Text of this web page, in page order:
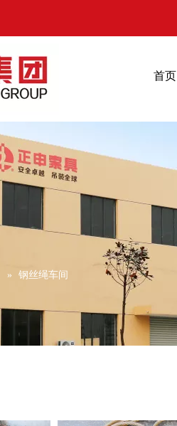
首页
» 钢丝绳车间